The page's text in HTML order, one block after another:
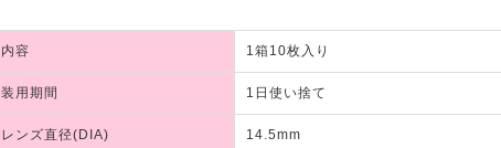
内容 1箱10枚入り
装用期間 1日使い捨て
レンズ直径(DIA) 14.5mm